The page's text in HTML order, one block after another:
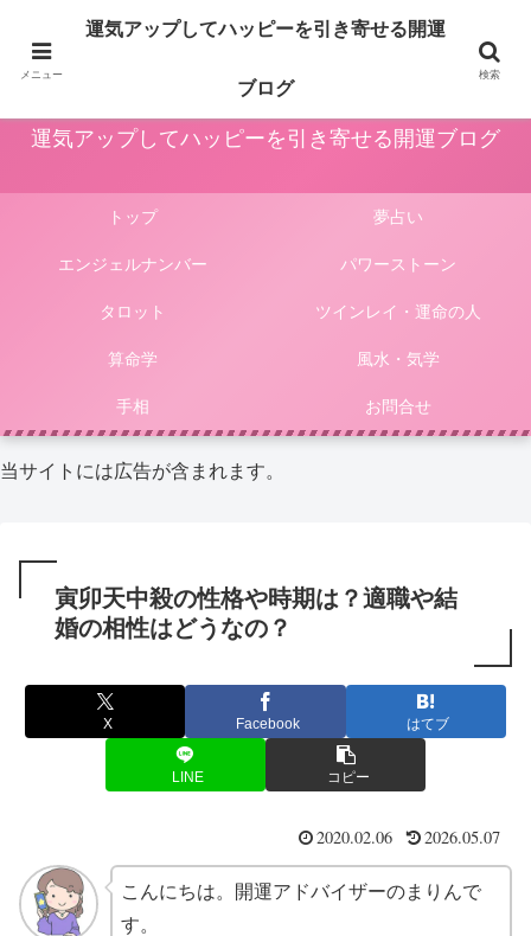
占いや風水、気学やパワーストーン等による運気アップ法は人生をより楽しく
豊かにしてくれます。このサイトではそんな様々な占いやパワーストーンによ
運気アップしてハッピーを引き寄せる開運ブログ
トップ 夢占い
エンジェルナンバー パワーストーン
タロット ツインレイ・運命の人
算命学 風水・気学
手相 お問合せ
当サイトには広告が含まれます。
寅卯天中殺の性格や時期は？適職や結
婚の相性はどうなの？
X Facebook はてブ
LINE コピー
2020.02.06 2026.05.07
こんにちは。開運アドバイザーのまりんで
す。
メニュー
運気アップしてハッピーを引き寄せる開運
ブログ
検索